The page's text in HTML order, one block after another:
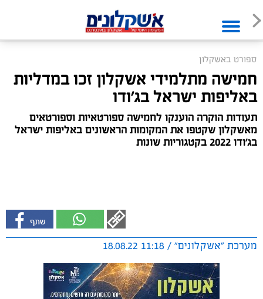
ספורט באשקלון
חמישה מתלמידי אשקלון זכו במדליות
באליפות ישראל בג'ודו
תעודות הוקרה הוענקו לחמישה ספורטאיות וספורטאים
מאשקלון שקטפו את המקומות הראשונים באליפות ישראל
בג'ודו 2022 בקטגוריות שונות
מערכת "אשקלונים" / 11:18 18.08.22